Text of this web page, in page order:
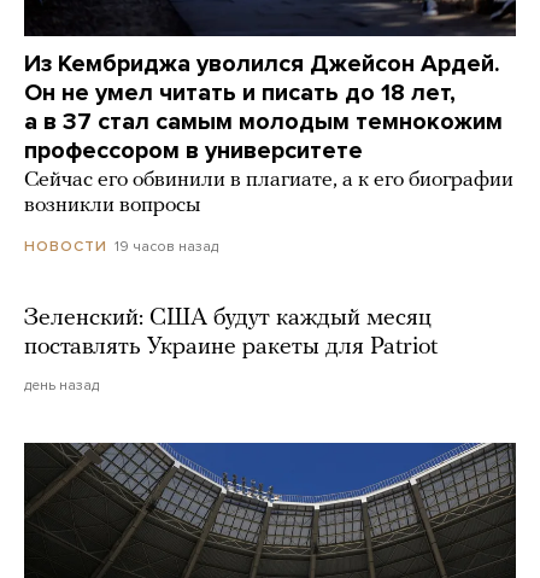
Из Кембриджа уволился Джейсон Ардей.
Он не умел читать и писать до 18 лет,
а в 37 стал самым молодым темнокожим
профессором в университете
Сейчас его обвинили в плагиате, а к его биографии
возникли вопросы
НОВОСТИ 19 часов назад
Зеленский: США будут каждый месяц
поставлять Украине ракеты для Patriot
день назад